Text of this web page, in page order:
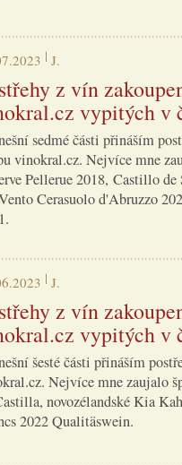
J.
z vín
vypitých v
sedmé části přináším
vinokral.cz. Nejvíce mne
Pellerue 2018, Castillo
Cerasuolo d'Abruzzo
J.
z vín
vypitých v
šesté části přináším
Nejvíce mne zaujalo
novozélandské Kia
2022 Qualitäswein.